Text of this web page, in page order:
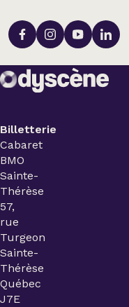
Billetterie
Cabaret
BMO
Sainte-
Thérèse
57,
rue
Turgeon
Sainte-
Thérèse
Québec
J7E